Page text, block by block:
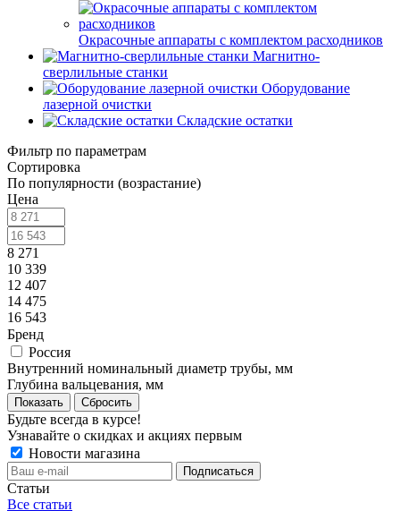
Окрасочные аппараты с комплектом расходников
Магнитно-
сверлильные станки
Оборудование
лазерной очистки
Складские остатки
Фильтр по параметрам
Сортировка
По популярности (возрастание)
Цена
8 271
10 339
12 407
14 475
16 543
Бренд
Россия
Внутренний номинальный диаметр трубы, мм
Глубина вальцевания, мм
Сбросить
Будьте всегда в курсе!
Узнавайте о скидках и акциях первым
Новости магазина
Статьи
Все статьи